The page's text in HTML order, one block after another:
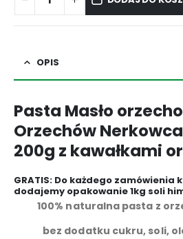
OPIS
Pasta Masło
Orzechów Nerkowca
200g z kawałkami
GRATIS: Do każdego zamówienia
dodajemy opakowanie 1kg soli
100% naturalna pasta z
bez dodatku cukru, soli,